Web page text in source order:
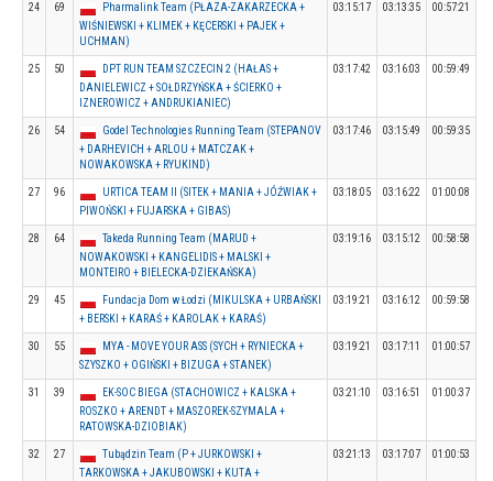
24 69
Pharmalink Team (PŁAZA-ZAKARZECKA +
WIŚNIEWSKI + KLIMEK + KĘCERSKI + PAJEK +
UCHMAN)
03:15:17 03:13:35 00:57:21
25 50
DPT RUN TEAM SZCZECIN 2 (HAŁAS +
DANIELEWICZ + SOŁDRZYŃSKA + ŚCIERKO +
IZNEROWICZ + ANDRUKIANIEC)
03:17:42 03:16:03 00:59:49
26 54
Godel Technologies Running Team (STEPANOV
+ DARHEVICH + ARLOU + MATCZAK +
NOWAKOWSKA + RYUKIND)
03:17:46 03:15:49 00:59:35
27 96
URTICA TEAM II (SITEK + MANIA + JÓŹWIAK +
PIWOŃSKI + FUJARSKA + GIBAS)
03:18:05 03:16:22 01:00:08
28 64
Takeda Running Team (MARUD +
NOWAKOWSKI + KANGELIDIS + MALSKI +
MONTEIRO + BIELECKA-DZIEKAŃSKA)
03:19:16 03:15:12 00:58:58
29 45
Fundacja Dom w Łodzi (MIKULSKA + URBAŃSKI
+ BERSKI + KARAŚ + KAROLAK + KARAŚ)
03:19:21 03:16:12 00:59:58
30 55
MYA - MOVE YOUR ASS (SYCH + RYNIECKA +
SZYSZKO + OGIŃSKI + BIZUGA + STANEK)
03:19:21 03:17:11 01:00:57
31 39
EK-SOC BIEGA (STACHOWICZ + KALSKA +
ROSZKO + ARENDT + MASZOREK-SZYMALA +
RATOWSKA-DZIOBIAK)
03:21:10 03:16:51 01:00:37
32 27
Tubądzin Team (P + JURKOWSKI +
TARKOWSKA + JAKUBOWSKI + KUTA +
03:21:13 03:17:07 01:00:53